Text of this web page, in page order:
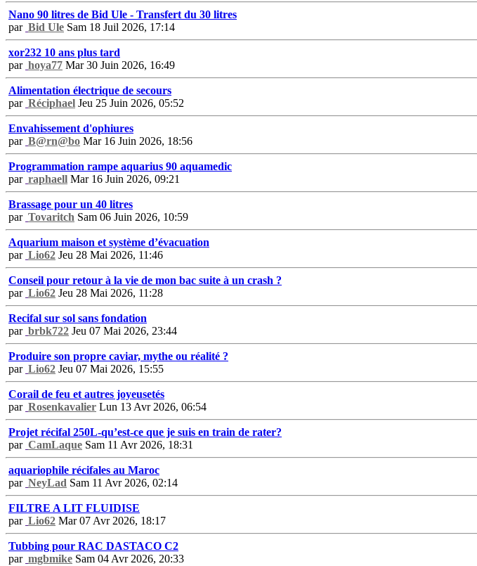
Nano 90 litres de Bid Ule - Transfert du 30 litres
par Bid Ule Sam 18 Juil 2026, 17:14
xor232 10 ans plus tard
par hoya77 Mar 30 Juin 2026, 16:49
Alimentation électrique de secours
par Réciphael Jeu 25 Juin 2026, 05:52
Envahissement d'ophiures
par B@rn@bo Mar 16 Juin 2026, 18:56
Programmation rampe aquarius 90 aquamedic
par raphaell Mar 16 Juin 2026, 09:21
Brassage pour un 40 litres
par Tovaritch Sam 06 Juin 2026, 10:59
Aquarium maison et système d’évacuation
par Lio62 Jeu 28 Mai 2026, 11:46
Conseil pour retour à la vie de mon bac suite à un crash ?
par Lio62 Jeu 28 Mai 2026, 11:28
Recifal sur sol sans fondation
par brbk722 Jeu 07 Mai 2026, 23:44
Produire son propre caviar, mythe ou réalité ?
par Lio62 Jeu 07 Mai 2026, 15:55
Corail de feu et autres joyeusetés
par Rosenkavalier Lun 13 Avr 2026, 06:54
Projet récifal 250L-qu’est-ce que je suis en train de rater?
par CamLaque Sam 11 Avr 2026, 18:31
aquariophile récifales au Maroc
par NeyLad Sam 11 Avr 2026, 02:14
FILTRE A LIT FLUIDISE
par Lio62 Mar 07 Avr 2026, 18:17
Tubbing pour RAC DASTACO C2
par mgbmike Sam 04 Avr 2026, 20:33